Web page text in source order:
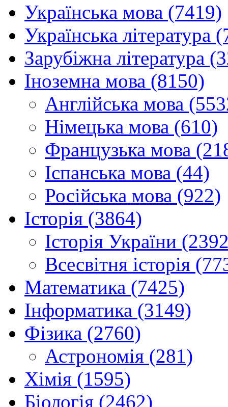
Українська мова (7419)
Українська література
Зарубіжна література
Іноземна мова (8150)
Англійська мова
Німецька мова (610)
Французька мова
Іспанська мова (44)
Російська мова (922)
Історія (3864)
Історія України
Всесвітня історія
Математика (7425)
Інформатика (3149)
Фізика (2760)
Астрономія (281)
Хімія (1595)
Біологія (2462)